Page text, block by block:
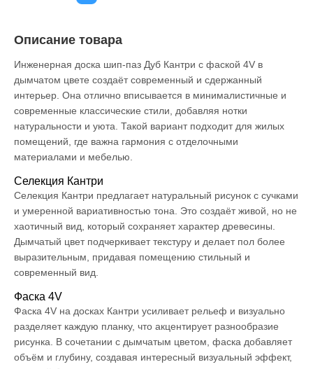
Описание товара
Инженерная доска шип-паз Дуб Кантри с фаской 4V в
дымчатом цвете создаёт современный и сдержанный
интерьер. Она отлично вписывается в минималистичные и
современные классические стили, добавляя нотки
натуральности и уюта. Такой вариант подходит для жилых
помещений, где важна гармония с отделочными
материалами и мебелью.
Селекция Кантри
Селекция Кантри предлагает натуральный рисунок с сучками
и умеренной вариативностью тона. Это создаёт живой, но не
хаотичный вид, который сохраняет характер древесины.
Дымчатый цвет подчеркивает текстуру и делает пол более
выразительным, придавая помещению стильный и
современный вид.
Фаска 4V
Фаска 4V на досках Кантри усиливает рельеф и визуально
разделяет каждую планку, что акцентирует разнообразие
рисунка. В сочетании с дымчатым цветом, фаска добавляет
объём и глубину, создавая интересный визуальный эффект,